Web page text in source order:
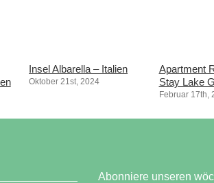
Insel Albarella – Italien
Oktober 21st, 2024
Apartment
Stay Lake
Februar 17th,
Abonniere unseren